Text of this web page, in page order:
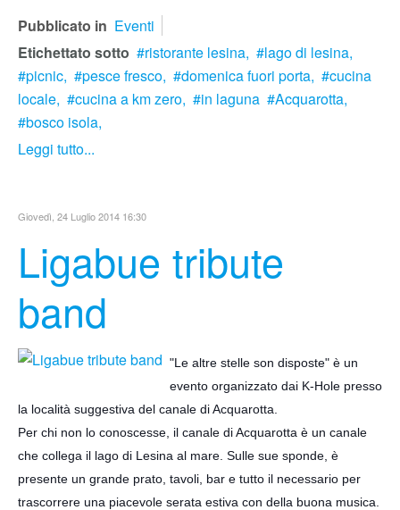
Pubblicato in Eventi
Etichettato sotto
ristorante lesina,
lago di lesina,
picnic,
pesce fresco, domenica fuori porta,
cucina
locale,
cucina a km zero, in laguna
Acquarotta,
bosco isola,
Leggi tutto...
Giovedì, 24 Luglio 2014 16:30
Ligabue tribute
band
"Le altre stelle son disposte" è un
evento organizzato dai K-Hole presso
la località suggestiva del canale di Acquarotta.
Per chi non lo conoscesse, il canale di Acquarotta è un canale
che collega il lago di Lesina al mare. Sulle sue sponde, è
presente un grande prato, tavoli, bar e tutto il necessario per
trascorrere una piacevole serata estiva con della buona musica.